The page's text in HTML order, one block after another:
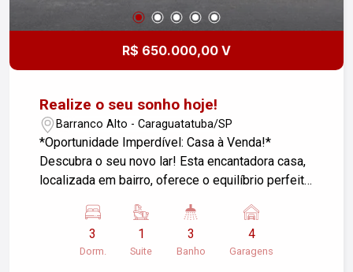
R$ 650.000,00 V
Realize o seu sonho hoje!
Barranco Alto - Caraguatatuba/SP
*Oportunidade Imperdível: Casa à Venda!*
Descubra o seu novo lar! Esta encantadora casa,
localizada em bairro, oferece o equilíbrio perfeito
espaçosos e 03 banheiros, o imóvel é ideal para
famílias ou quem busca um ambiente
aconchegante. *Destaques do Imóvel:* - Sala de
3
Dorm.
1
Suite
3
Banho
4
Garagens